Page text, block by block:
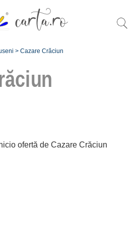
> Cazare Crăciun
ofertă de Cazare Crăciun